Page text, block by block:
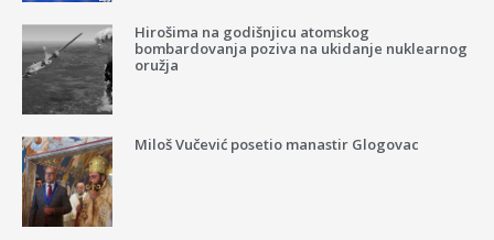
Hirošima na godišnjicu atomskog
bombardovanja poziva na ukidanje nuklearnog
oružja
Miloš Vučević posetio manastir Glogovac